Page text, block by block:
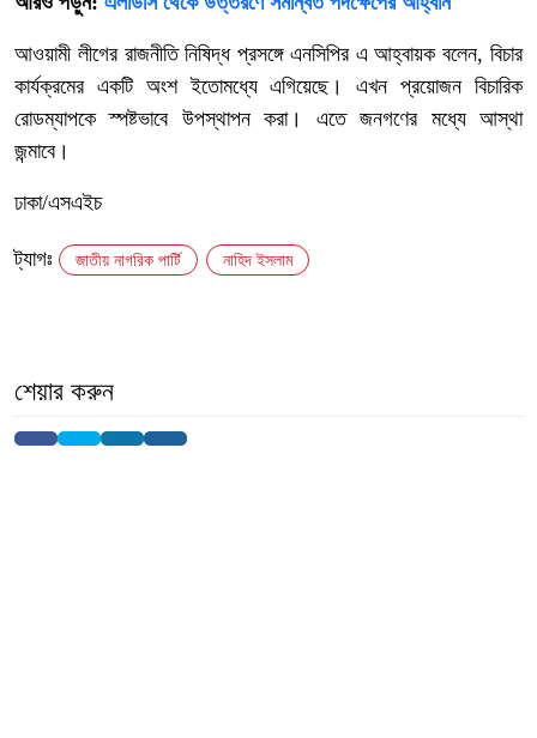
আওয়ামী লীগের রাজনীতি নিষিদ্ধ প্রসঙ্গে এনসিপির এ আহ্বায়ক বলেন, বিচার
কার্যক্রমের একটি অংশ ইতোমধ্যে এগিয়েছে। এখন প্রয়োজন বিচারিক
রোডম্যাপকে স্পষ্টভাবে উপস্থাপন করা। এতে জনগণের মধ্যে আস্থা
জন্মাবে।
ঢাকা/এসএইচ
ট্যাগঃ জাতীয় নাগরিক পার্টি নাহিদ ইসলাম
শেয়ার করুন